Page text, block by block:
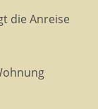
die Anreise